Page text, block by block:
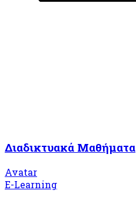
Διαδικτυακά Μαθήματα
Avatar
E-Learning